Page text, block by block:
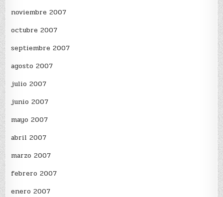
noviembre 2007
octubre 2007
septiembre 2007
agosto 2007
julio 2007
junio 2007
mayo 2007
abril 2007
marzo 2007
febrero 2007
enero 2007